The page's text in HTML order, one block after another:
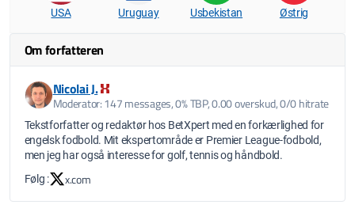
USA Uruguay Usbekistan Østrig
Om forfatteren
Nicolai J.
Moderator: 147 messages, 0% TBP, 0.00 overskud, 0/0 hitrate
Tekstforfatter og redaktør hos BetXpert med en forkærlighed for
engelsk fodbold. Mit ekspertområde er Premier League-fodbold,
men jeg har også interesse for golf, tennis og håndbold.
Følg :
x.com